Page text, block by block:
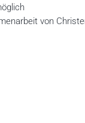
von